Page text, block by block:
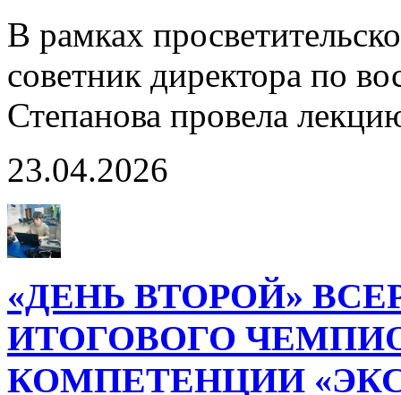
В рамках
советник директора по
Степанова провела
23.04.2026
«ДЕНЬ ВТОРОЙ»
ИТОГОВОГО
КОМПЕТЕНЦИИ